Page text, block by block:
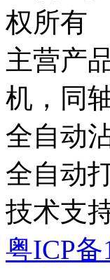
权所有
主营产
机，同
全自动
全自动
技术支
粤ICP备